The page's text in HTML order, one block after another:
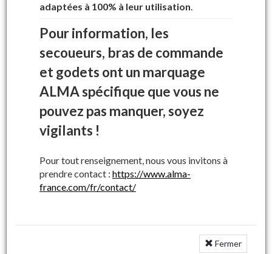
adaptées à 100% à leur utilisation.
Pour information, les
secoueurs, bras de commande
et godets ont un marquage
ALMA spécifique que vous ne
pouvez pas manquer, soyez
vigilants !
Pour tout renseignement, nous vous invitons à
prendre contact : https://www.alma-
france.com/fr/contact/
Fermer
Ref : 084300
Prix : 483.36 € HT